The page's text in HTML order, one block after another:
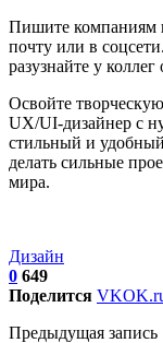
Пишите компаниям
почту или в
разузнайте у
Освойте
UX/UI-дизайнер с
стильный и
делать сильные
мира.
Дизайн
0 649
Поделится VK
Предыдущая запись